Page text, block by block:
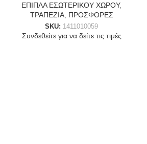
ΕΠΙΠΛΑ ΕΣΩΤΕΡΙΚΟΥ ΧΩΡΟΥ,
ΤΡΑΠΕΖΙΑ, ΠΡΟΣΦΟΡΕΣ
SKU: 1411010059
Συνδεθείτε για να δείτε τις τιμές